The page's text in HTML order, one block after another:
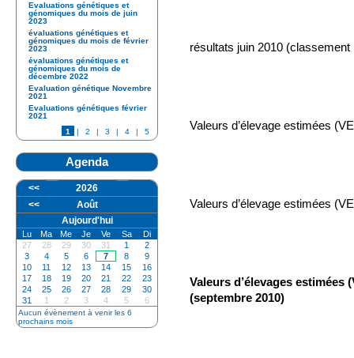
résultats juin 2010
Valeurs d’élevage estimées
Valeurs d’élevage estimées
Valeurs d’élevages estimées
(septembre 2010)
Evaluations génétiques et
génomiques du mois de juin
2023
évaluations génétiques et
génomiques du mois de février
2023
évaluations génétiques et
génomiques du mois de
décembre 2022
Evaluation génétique Novembre
2021
Evaluations génétiques février
2021
1
| 2 | 3 | 4 | 5
Agenda
<<
2026
<<
Août
Aujourd'hui
Lu Ma Me Je Ve Sa
Di
27
28 29 30 31 1
2
3
4 5 6 7 8
9
10
11 12 13 14 15
16
17
18 19 20 21 22
23
24
25 26 27 28 29
30
31
1 2 3 4 5 6
Aucun évènement à venir les 6
prochains mois